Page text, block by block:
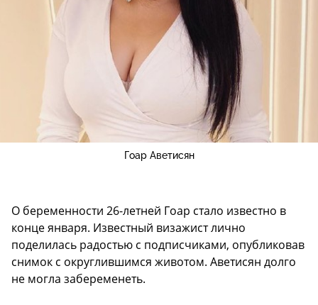
Гоар Аветисян
О беременности 26-летней Гоар стало известно в
конце января. Известный визажист лично
поделилась радостью с подписчиками, опубликовав
снимок с округлившимся животом. Аветисян долго
не могла забеременеть.